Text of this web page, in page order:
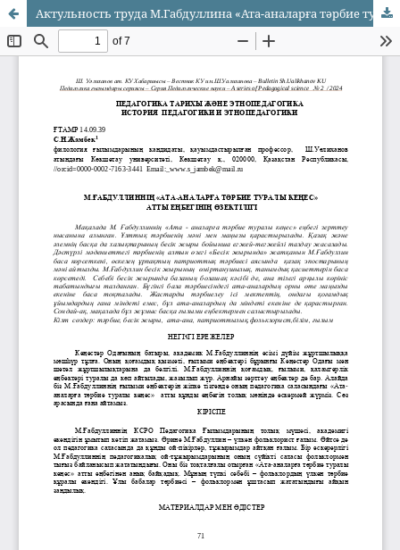
Актульность труда М.Габдуллина «Ата-аналарға тәрбие туралы кеңес»